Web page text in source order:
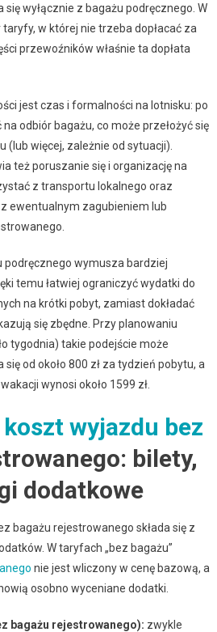
wyłącznie z bagażu podręcznego. W
w której nie trzeba dopłacać za
przewoźników właśnie ta dopłata
jest czas i formalności na lotnisku: po
odbiór bagażu, co może przełożyć się
(lub więcej, zależnie od sytuacji).
też poruszanie się i organizację na
z transportu lokalnego oraz
ewentualnym zagubieniem lub
podręcznego wymusza bardziej
temu łatwiej ograniczyć wydatki do
na krótki pobyt, zamiast dokładać
się zbędne. Przy planowaniu
tygodnia) takie podejście może
od około 800 zł za tydzień pobytu, a
wynosi około 1599 zł.
koszt wyjazdu bez
bilety,
dodatkowe
bagażu rejestrowanego składa się z
W taryfach „bez bagażu”
nie jest wliczony w cenę bazową, a
osobno wyceniane dodatki.
bagażu rejestrowanego): zwykle